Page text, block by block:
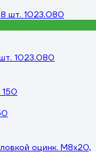
1023.080